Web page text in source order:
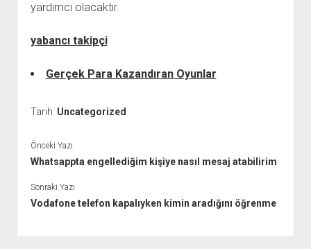
yardımcı olacaktır.
yabancı takipçi
Gerçek Para Kazandıran Oyunlar
Tarih: Uncategorized
Önceki Yazı
Whatsappta engellediğim kişiye nasıl mesaj atabilirim
Sonraki Yazı
Vodafone telefon kapalıyken kimin aradığını öğrenme